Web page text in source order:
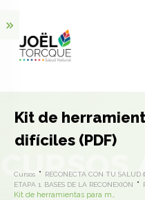
Kit de
difíciles (PDF)
Cursos
RECONECTA CON TU SALUD
ETAPA 1. BASES DE LA RECONEXIÓN
Kit de herramientas para momentos difíciles (PDF)